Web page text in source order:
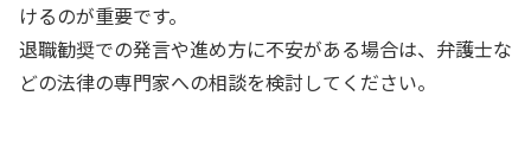
けるのが重要です。
退職勧奨での発言や進め方に不安がある場合は、弁護士な
どの法律の専門家への相談を検討してください。